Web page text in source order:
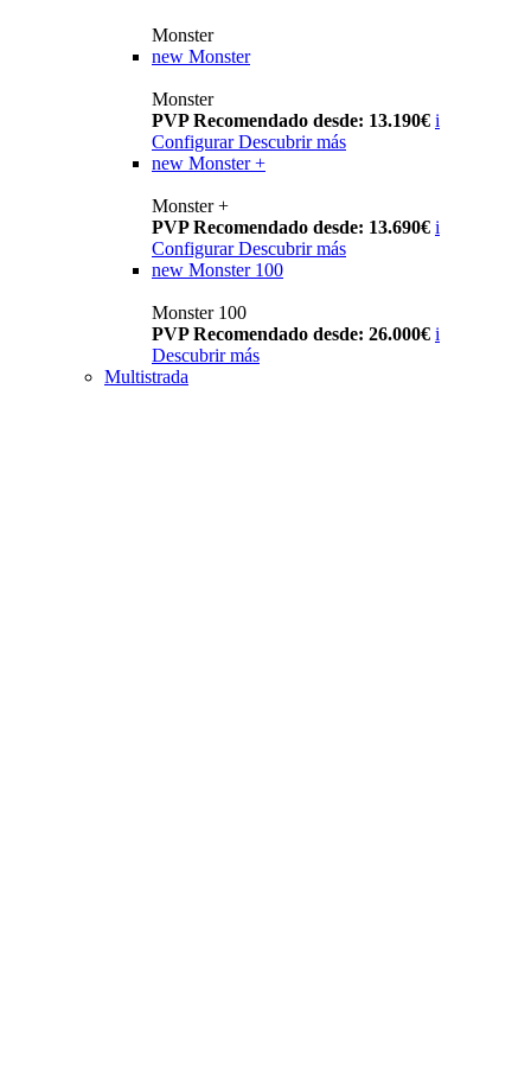
Monster
new Monster
Monster
PVP Recomendado desde: 13.190€ i
Configurar Descubrir más
new Monster +
Monster +
PVP Recomendado desde: 13.690€ i
Configurar Descubrir más
new Monster 100
Monster 100
PVP Recomendado desde: 26.000€ i
Descubrir más
Multistrada